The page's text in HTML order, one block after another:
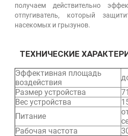
получаем действительно
отпугиватель, который
насекомых и грызунов.
ТЕХНИЧЕСКИЕ
Эффективная площадь
воздействия
Размер устройства
Вес устройства
Питание
Рабочая частота